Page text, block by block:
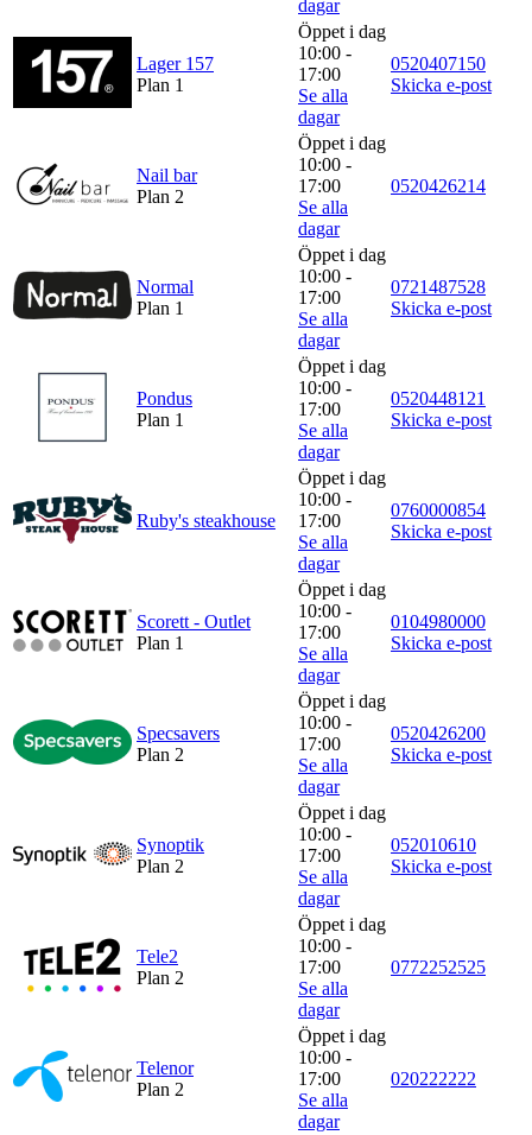
dagar
Lager 157
Plan 1
Öppet i dag
10:00 -
17:00
Se alla
dagar
0520407150
Skicka e-post
Nail bar
Plan 2
Öppet i dag
10:00 -
17:00
Se alla
dagar
0520426214
Normal
Plan 1
Öppet i dag
10:00 -
17:00
Se alla
dagar
0721487528
Skicka e-post
Pondus
Plan 1
Öppet i dag
10:00 -
17:00
Se alla
dagar
0520448121
Skicka e-post
Ruby's steakhouse
Öppet i dag
10:00 -
17:00
Se alla
dagar
0760000854
Skicka e-post
Scorett - Outlet
Plan 1
Öppet i dag
10:00 -
17:00
Se alla
dagar
0104980000
Skicka e-post
Specsavers
Plan 2
Öppet i dag
10:00 -
17:00
Se alla
dagar
0520426200
Skicka e-post
Synoptik
Plan 2
Öppet i dag
10:00 -
17:00
Se alla
dagar
052010610
Skicka e-post
Tele2
Plan 2
Öppet i dag
10:00 -
17:00
Se alla
dagar
0772252525
Telenor
Plan 2
Öppet i dag
10:00 -
17:00
Se alla
dagar
020222222